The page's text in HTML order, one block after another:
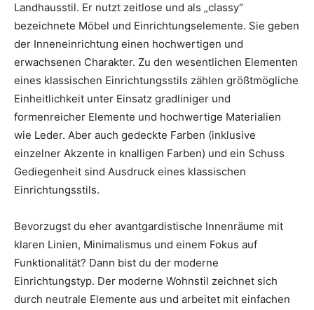
Landhausstil. Er nutzt zeitlose und als „classy“
bezeichnete Möbel und Einrichtungselemente. Sie geben
der Inneneinrichtung einen hochwertigen und
erwachsenen Charakter. Zu den wesentlichen Elementen
eines klassischen Einrichtungsstils zählen größtmögliche
Einheitlichkeit unter Einsatz gradliniger und
formenreicher Elemente und hochwertige Materialien
wie Leder. Aber auch gedeckte Farben (inklusive
einzelner Akzente in knalligen Farben) und ein Schuss
Gediegenheit sind Ausdruck eines klassischen
Einrichtungsstils.
Bevorzugst du eher avantgardistische Innenräume mit
klaren Linien, Minimalismus und einem Fokus auf
Funktionalität? Dann bist du der moderne
Einrichtungstyp. Der moderne Wohnstil zeichnet sich
durch neutrale Elemente aus und arbeitet mit einfachen